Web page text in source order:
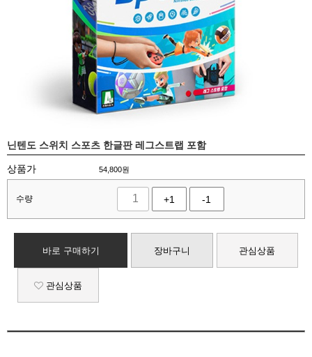
닌텐도 스위치 스포츠 한글판 레그스트랩 포함
상품가 54,800원
수량 +1 -1
바로 구매하기 장바구니 관심상품
관심상품